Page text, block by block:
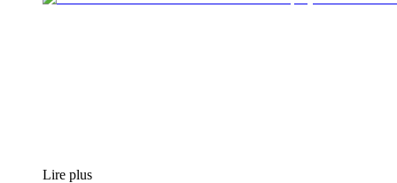
Lire plus